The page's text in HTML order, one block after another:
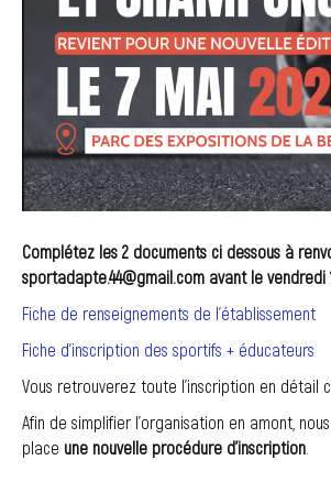
Complétez les 2 documents ci dessous à
sportadapte.44@gmail.com avant le vendredi
Fiche de renseignements de l’établissement
Fiche d’inscription des sportifs + éducateurs
Vous retrouverez toute l’inscription en détail
Afin de simplifier l’organisation en amont,
place une nouvelle procédure d’inscription